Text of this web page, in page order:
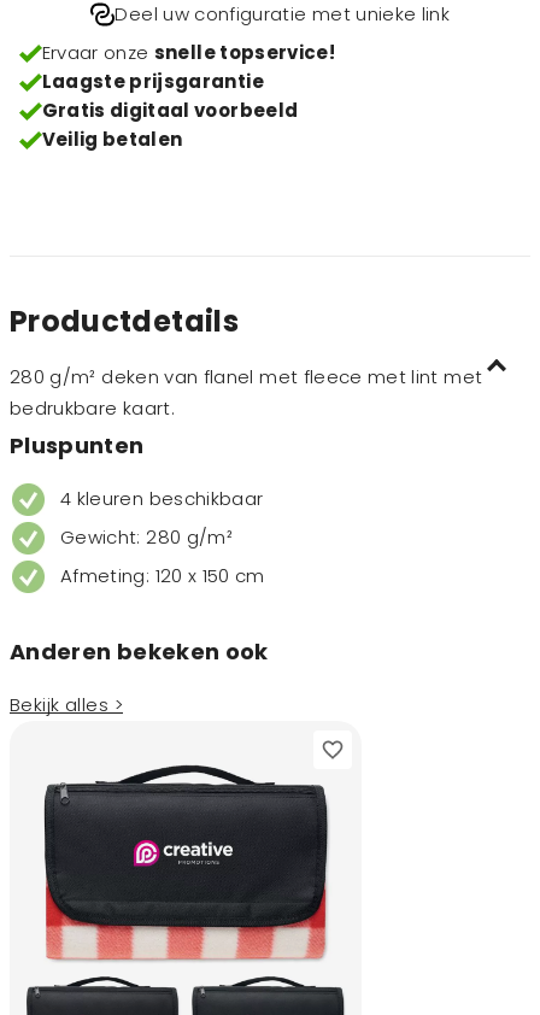
Deel uw configuratie met unieke link
Ervaar onze snelle topservice!
Laagste prijsgarantie
Gratis digitaal voorbeeld
Veilig betalen
Productdetails
280 g/m² deken van flanel met fleece met lint met
bedrukbare kaart.
Pluspunten
4 kleuren beschikbaar
Gewicht: 280 g/m²
Afmeting: 120 x 150 cm
Anderen bekeken ook
Bekijk alles >